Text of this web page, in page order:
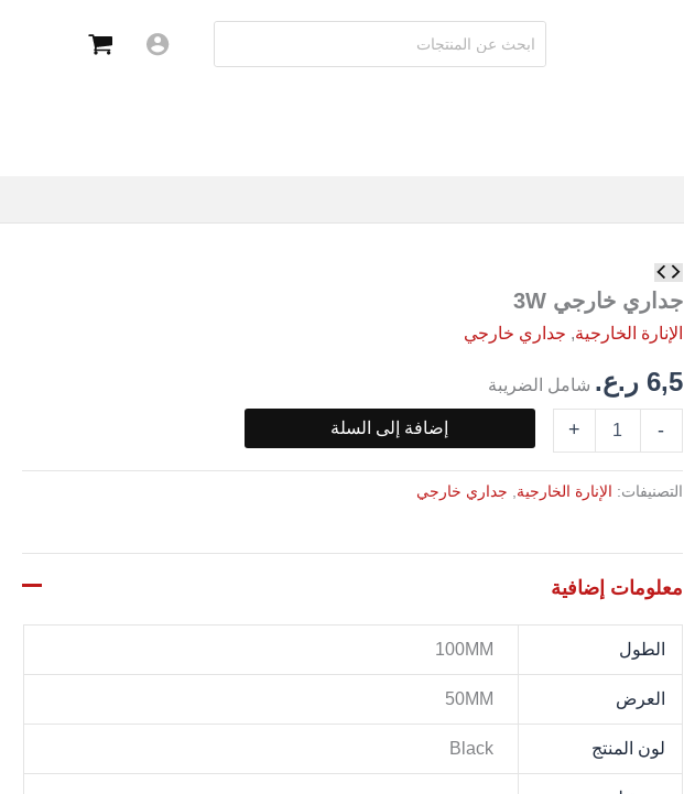
عن:
جداري خارجي 3W
الإنارة الخارجية, جداري خارجي
6,5 ر.ع. شامل الضريبة
-
كمية
جداري
خارجي
3W
+ إضافة إلى السلة
التصنيفات: الإنارة الخارجية جداري خارجي
معلومات إضافية
الطول 100MM
العرض 50MM
لون المنتج Black